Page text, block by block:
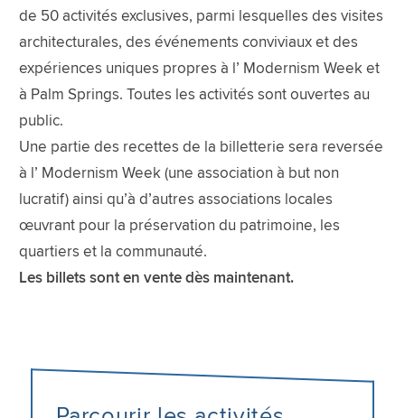
de 50 activités exclusives, parmi lesquelles des visites
architecturales, des événements conviviaux et des
expériences uniques propres à l’ Modernism Week et
à Palm Springs. Toutes les activités sont ouvertes au
public.
Une partie des recettes de la billetterie sera reversée
à l’ Modernism Week (une association à but non
lucratif) ainsi qu’à d’autres associations locales
œuvrant pour la préservation du patrimoine, les
quartiers et la communauté.
Les billets sont en vente dès maintenant.